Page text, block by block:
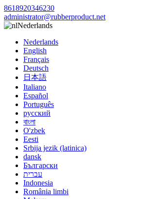
8618920346230
administrator@rubberproduct.net
Nederlands
Nederlands
English
Français
Deutsch
日本語
Italiano
Español
Português
русский
বাংলা
O'zbek
Eesti
Srbija jezik (latinica)
dansk
Български
עברית
Indonesia
România limbi